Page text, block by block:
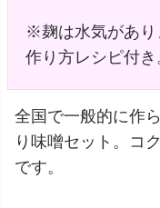
※麹は水気があり
作り方レシピ付き
全国で一般的に作
り味噌セット。コ
です。